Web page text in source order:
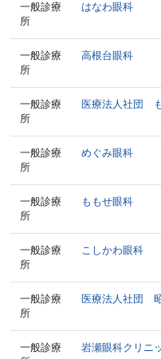
一般診療
所
はなわ眼科
一般診療
所
高根台眼科
一般診療
所
医療法人社団
一般診療
所
めぐみ眼科
一般診療
所
ももせ眼科
一般診療
所
こしかわ眼科
一般診療
所
医療法人社団
一般診療
岩瀬眼科クリニ